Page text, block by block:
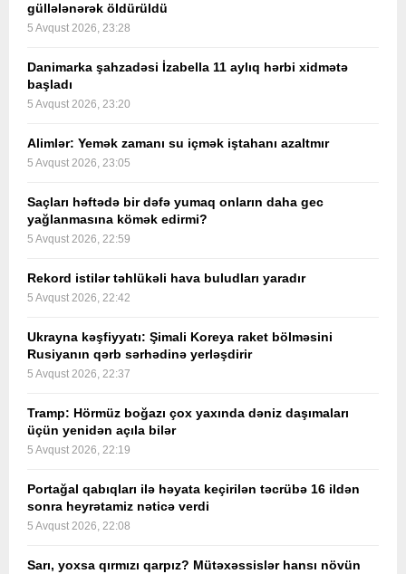
güllələnərək öldürüldü
5 Avqust 2026, 23:28
Danimarka şahzadəsi İzabella 11 aylıq hərbi xidmətə
başladı
5 Avqust 2026, 23:20
Alimlər: Yemək zamanı su içmək iştahanı azaltmır
5 Avqust 2026, 23:05
Saçları həftədə bir dəfə yumaq onların daha gec
yağlanmasına kömək edirmi?
5 Avqust 2026, 22:59
Rekord istilər təhlükəli hava buludları yaradır
5 Avqust 2026, 22:42
Ukrayna kəşfiyyatı: Şimali Koreya raket bölməsini
Rusiyanın qərb sərhədinə yerləşdirir
5 Avqust 2026, 22:37
Tramp: Hörmüz boğazı çox yaxında dəniz daşımaları
üçün yenidən açıla bilər
5 Avqust 2026, 22:19
Portağal qabıqları ilə həyata keçirilən təcrübə 16 ildən
sonra heyrətamiz nəticə verdi
5 Avqust 2026, 22:08
Sarı, yoxsa qırmızı qarpız? Mütəxəssislər hansı növün